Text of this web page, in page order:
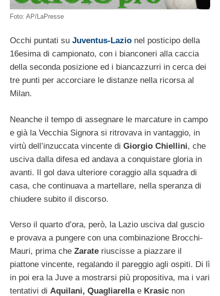
Foto: AP/LaPresse
Occhi puntati su Juventus-Lazio nel posticipo della
16esima di campionato, con i bianconeri alla caccia
della seconda posizione ed i biancazzurri in cerca dei
tre punti per accorciare le distanze nella ricorsa al
Milan.
Neanche il tempo di assegnare le marcature in campo
e già la Vecchia Signora si ritrovava in vantaggio, in
virtù dell’inzuccata vincente di Giorgio Chiellini, che
usciva dalla difesa ed andava a conquistare gloria in
avanti. Il gol dava ulteriore coraggio alla squadra di
casa, che continuava a martellare, nella speranza di
chiudere subito il discorso.
Verso il quarto d’ora, però, la Lazio usciva dal guscio
e provava a pungere con una combinazione Brocchi-
Mauri, prima che Zarate riuscisse a piazzare il
piattone vincente, regalando il pareggio agli ospiti. Di lì
in poi era la Juve a mostrarsi più propositiva, ma i vari
tentativi di Aquilani, Quagliarellae Krasic non